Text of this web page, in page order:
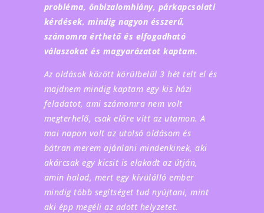
probléma, önbizalomhiány, párkapcsolati
kérdések, mindig nagyon ésszerű,
számomra érthető és elfogadható
válaszokat és magyarázatot kaptam.
Az oldások között körülbelül 3 hét telt el és
majdnem mindig kaptam egy kis házi
feladatot, ami számomra nem volt
megterhelő, csak előre vitt az utamon. A
mai napon volt az utolsó oldásom és
bátran merem ajánlani mindenkinek, aki
akárcsak egy kicsit is elakadt az útján,
amin halad, mert egy kívülálló ember
mindig több segítséget tud nyújtani, mint
aki épp megéli az adott helyzetet.